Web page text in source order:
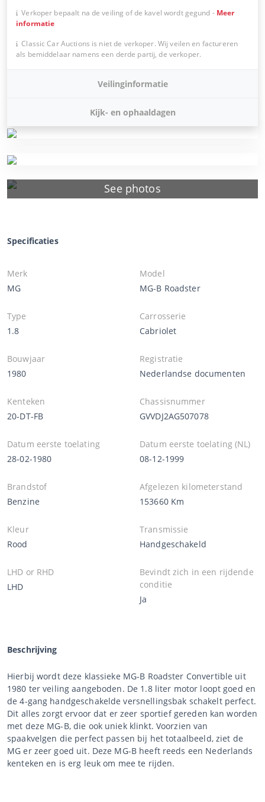
See photos
Verkoper bepaalt na de veiling of de kavel wordt gegund - Meer
informatie
Classic Car Auctions is niet de verkoper. Wij veilen en factureren
als bemiddelaar namens een derde partij, de verkoper.
Veilinginformatie
Kijk- en ophaaldagen
Specificaties
Merk
MG
Model
MG-B Roadster
Type
1.8
Carrosserie
Cabriolet
Bouwjaar
1980
Registratie
Nederlandse documenten
Kenteken
20-DT-FB
Chassisnummer
GVVDJ2AG507078
Datum eerste toelating
28-02-1980
Datum eerste toelating (NL)
08-12-1999
Brandstof
Benzine
Afgelezen kilometerstand
153660 Km
Kleur
Rood
Transmissie
Handgeschakeld
LHD or RHD
LHD
Bevindt zich in een rijdende
conditie
Ja
Beschrijving
Hierbij wordt deze klassieke MG-B Roadster Convertible uit
1980 ter veiling aangeboden. De 1.8 liter motor loopt goed en
de 4-gang handgeschakelde versnellingsbak schakelt perfect.
Dit alles zorgt ervoor dat er zeer sportief gereden kan worden
met deze MG-B, die ook uniek klinkt. Voorzien van
spaakvelgen die perfect passen bij het totaalbeeld, ziet de
MG er zeer goed uit. Deze MG-B heeft reeds een Nederlands
kenteken en is erg leuk om mee te rijden.